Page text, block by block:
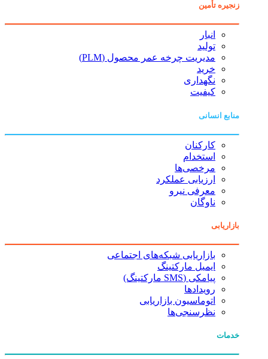
زنجیره تأمین
انبار
تولید
مدیریت چرخه عمر محصول (PLM)
خرید
نگهداری
کیفیت
منابع انسانی
کارکنان
استخدام
مرخصی‌ها
ارزیابی عملکرد
معرفی نیرو
ناوگان
بازاریابی
بازاریابی شبکه‌های اجتماعی
ایمیل مارکتینگ
پیامکی (SMS مارکتینگ)
رویدادها
اتوماسیون بازاریابی
نظرسنجی‌ها
خدمات